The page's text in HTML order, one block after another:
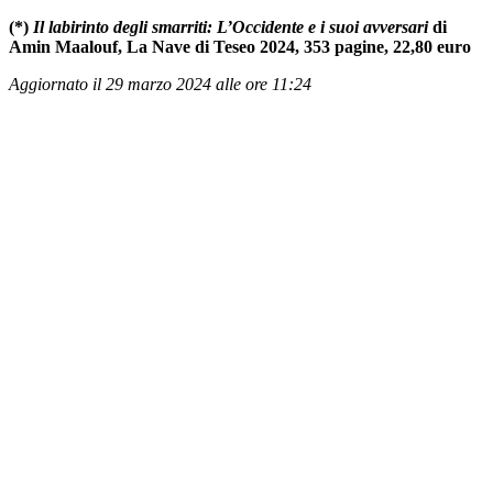
(*) Il labirinto degli smarriti: L’Occidente e i suoi avversari di
Amin Maalouf, La Nave di Teseo 2024, 353 pagine, 22,80 euro
Aggiornato il 29 marzo 2024 alle ore 11:24